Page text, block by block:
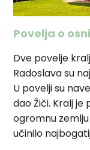
Povelja o
Dve povelje
Radoslava su
U povelji su
dao Žiči. Kralj je
ogromnu
učinilo